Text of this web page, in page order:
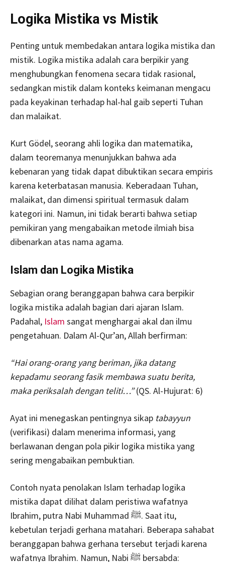
Logika Mistika vs Mistik
Penting untuk membedakan antara logika mistika dan
mistik. Logika mistika adalah cara berpikir yang
menghubungkan fenomena secara tidak rasional,
sedangkan mistik dalam konteks keimanan mengacu
pada keyakinan terhadap hal-hal gaib seperti Tuhan
dan malaikat.
Kurt Gödel, seorang ahli logika dan matematika,
dalam teoremanya menunjukkan bahwa ada
kebenaran yang tidak dapat dibuktikan secara empiris
karena keterbatasan manusia. Keberadaan Tuhan,
malaikat, dan dimensi spiritual termasuk dalam
kategori ini. Namun, ini tidak berarti bahwa setiap
pemikiran yang mengabaikan metode ilmiah bisa
dibenarkan atas nama agama.
Islam dan Logika Mistika
Sebagian orang beranggapan bahwa cara berpikir
logika mistika adalah bagian dari ajaran Islam.
Padahal, Islam sangat menghargai akal dan ilmu
pengetahuan. Dalam Al-Qur’an, Allah berfirman:
“Hai orang-orang yang beriman, jika datang
kepadamu seorang fasik membawa suatu berita,
maka periksalah dengan teliti…”(QS. Al-Hujurat: 6)
Ayat ini menegaskan pentingnya sikap tabayyun
(verifikasi) dalam menerima informasi, yang
berlawanan dengan pola pikir logika mistika yang
sering mengabaikan pembuktian.
Contoh nyata penolakan Islam terhadap logika
mistika dapat dilihat dalam peristiwa wafatnya
Ibrahim, putra Nabi Muhammad ﷺ. Saat itu,
kebetulan terjadi gerhana matahari. Beberapa sahabat
beranggapan bahwa gerhana tersebut terjadi karena
wafatnya Ibrahim. Namun, Nabi ﷺ bersabda: